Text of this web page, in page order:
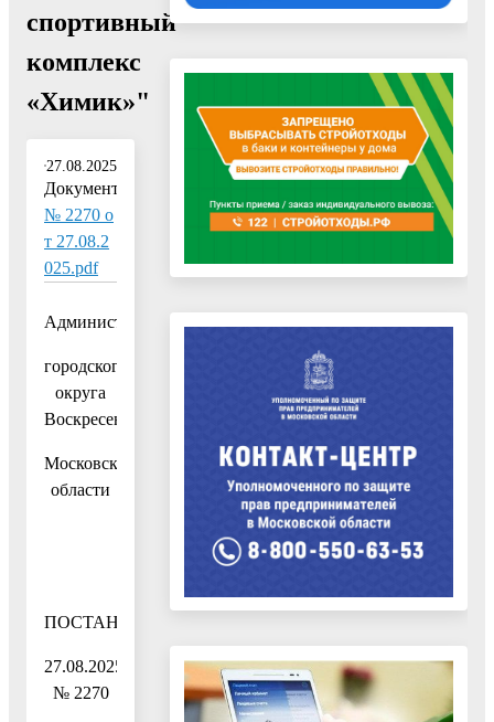
спортивный
комплекс
«Химик»"
27.08.2025
Документ:
№ 2270 о
т 27.08.2
025.pdf
Администрация
городского
округа
Воскресенск
Московской
области
ПОСТАНОВЛЕНИЕ
27.08.2025
№ 2270